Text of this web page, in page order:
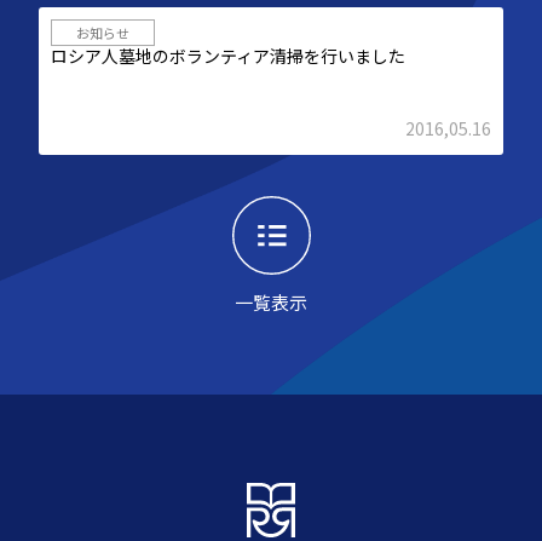
一覧表示
お知らせ
ロシア人墓地のボランティア清掃を行いました
2016,05.16